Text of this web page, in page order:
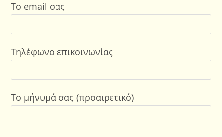
Το email σας
Τηλέφωνο επικοινωνίας
Το μήνυμά σας (προαιρετικό)